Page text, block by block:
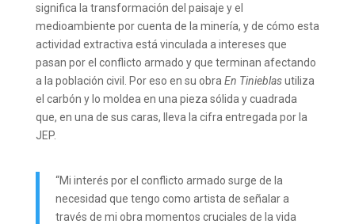
significa la transformación del paisaje y el
medioambiente por cuenta de la minería, y de cómo esta
actividad extractiva está vinculada a intereses que
pasan por el conflicto armado y que terminan afectando
a la población civil. Por eso en su obra En Tinieblasutiliza
el carbón y lo moldea en una pieza sólida y cuadrada
que, en una de sus caras, lleva la cifra entregada por la
JEP.
“Mi interés por el conflicto armado surge de la
necesidad que tengo como artista de señalar a
través de mi obra momentos cruciales de la vida